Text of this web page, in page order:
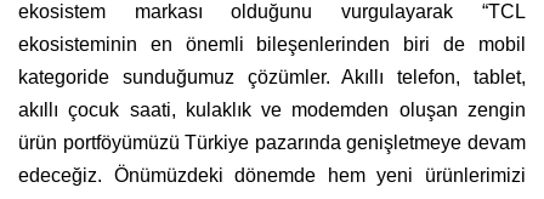
ekosistem markası olduğunu vurgulayarak “TCL
ekosisteminin en önemli bileşenlerinden biri de mobil
kategoride sunduğumuz çözümler. Akıllı telefon, tablet,
akıllı çocuk saati, kulaklık ve modemden oluşan zengin
ürün portföyümüzü Türkiye pazarında genişletmeye devam
edeceğiz. Önümüzdeki dönemde hem yeni ürünlerimizi